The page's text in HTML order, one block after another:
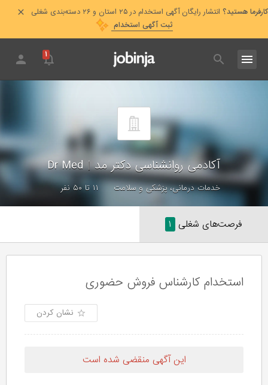
کارفرما هستید؟ انتشار رایگان آگهی استخدام در ۲۵ استان و ۲۶ دسته‌بندی شغلی
ثبت آگهی استخدام
۱
آکادمی روانشناسی دکتر مد|
Dr Med
خدمات درمانی، پزشکی و سلامت ۱۱ تا ۵۰ نفر
فرصت‌های شغلی ۱
استخدام کارشناس فروش حضوری
نشان کردن
این آگهی منقضی شده است